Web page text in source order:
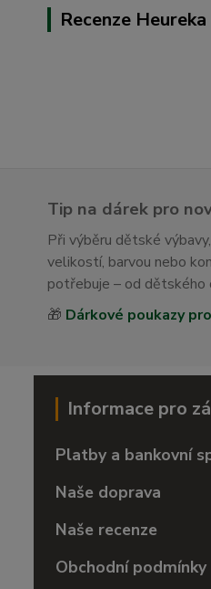
Recenze Heureka
Tip na dárek pro
Při výběru dětské
velikostí, barvou nebo
potřebuje – od dětského
🎁 Dárkové poukazy
Informace pro
Platby a bankovní
Naše doprava
Naše recenze
Obchodní podmínky